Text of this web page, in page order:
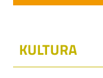
KULTURA